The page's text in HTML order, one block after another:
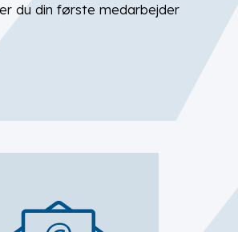
du din første medarbejder